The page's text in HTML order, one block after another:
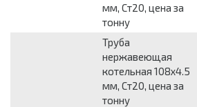
мм, Ст20, цена за
тонну
Труба
нержавеющая
котельная 108х4.5
мм, Ст20, цена за
тонну